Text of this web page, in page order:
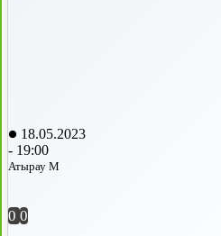
18.05.2023
- 19:00
Атырау М
0 0